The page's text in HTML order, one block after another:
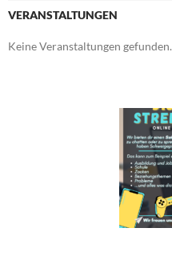
VERANSTALTUNGEN
Keine Veranstaltungen gefunden.